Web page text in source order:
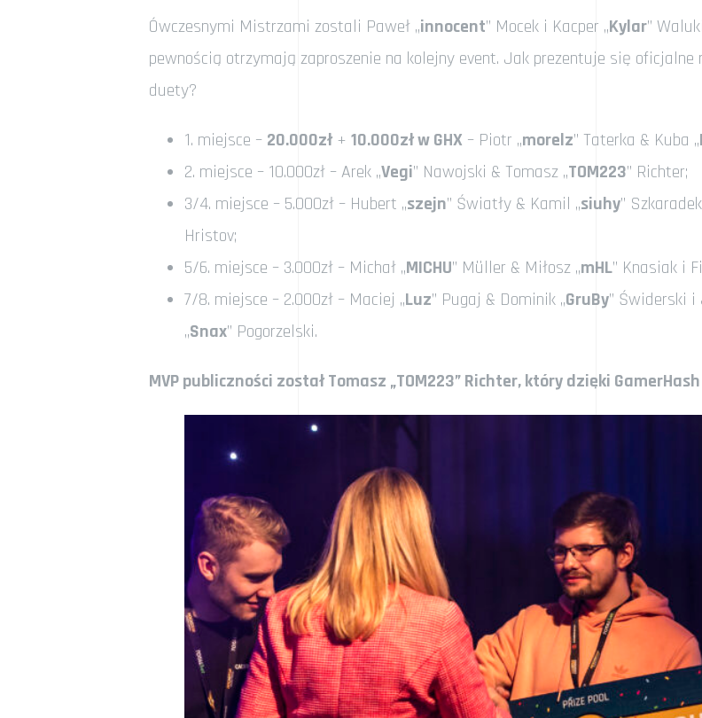
Ówczesnymi Mistrzami zostali Paweł „innocent” Mocek i Kacper „Kylar”
pewnością otrzymają zaproszenie na kolejny event. Jak prezentuje się oficjalne
duety?
1. miejsce – 20.000zł + 10.000zł w GHX – Piotr „morelz” Taterka & Kuba „
2. miejsce – 10.000zł – Arek „Vegi” Nawojski & Tomasz „TOM223” Richter;
3/4. miejsce – 5.000zł – Hubert „szejn” Światły & Kamil „siuhy”
Hristov;
5/6. miejsce – 3.000zł – Michał „MICHU” Müller & Miłosz „mHL” Knasiak i
7/8. miejsce – 2.000zł – Maciej „Luz” Pugaj & Dominik „GruBy” Świderski i
„Snax” Pogorzelski.
MVP publiczności został Tomasz „TOM223” Richter, który dzięki